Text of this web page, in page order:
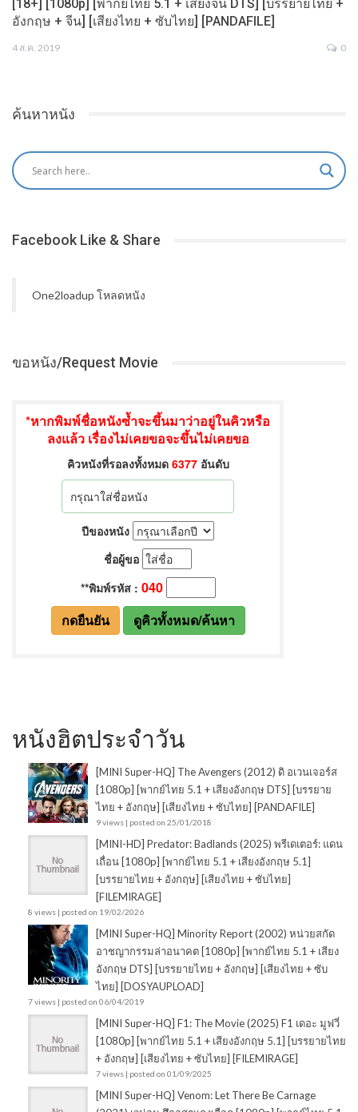
[18+] [1080p] [พากย์ไทย 5.1 + เสียงจีน DTS] [บรรยายไทย +
อังกฤษ + จีน] [เสียงไทย + ซับไทย] [PANDAFILE]
4 ส.ค. 2019 0
ค้นหาหนัง
Facebook Like & Share
One2loadup โหลดหนัง
ขอหนัง/Request Movie
หนังฮิตประจำวัน
[MINI Super-HQ] The Avengers (2012) ดิ อเวนเจอร์ส
[1080p] [พากย์ไทย 5.1 + เสียงอังกฤษ DTS] [บรรยาย
ไทย + อังกฤษ] [เสียงไทย + ซับไทย] [PANDAFILE]
9 views | posted on 25/01/2018
[MINI-HD] Predator: Badlands (2025) พรีเดเตอร์: แดน
เถื่อน [1080p] [พากย์ไทย 5.1 + เสียงอังกฤษ 5.1]
[บรรยายไทย + อังกฤษ] [เสียงไทย + ซับไทย]
[FILEMIRAGE]
8 views | posted on 19/02/2026
[MINI Super-HQ] Minority Report (2002) หน่วยสกัด
อาชญากรรมล่าอนาคต [1080p] [พากย์ไทย 5.1 + เสียง
อังกฤษ DTS] [บรรยายไทย + อังกฤษ] [เสียงไทย + ซับ
ไทย] [DOSYAUPLOAD]
7 views | posted on 06/04/2019
[MINI Super-HQ] F1: The Movie (2025) F1 เดอะ มูฟวี่
[1080p] [พากย์ไทย 5.1 + เสียงอังกฤษ 5.1] [บรรยายไทย
+ อังกฤษ] [เสียงไทย + ซับไทย] [FILEMIRAGE]
7 views | posted on 01/09/2025
[MINI Super-HQ] Venom: Let There Be Carnage